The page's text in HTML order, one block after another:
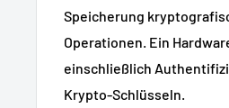
Speicherung
Operationen. Ein
einschließlich
Krypto-Schlüsseln.